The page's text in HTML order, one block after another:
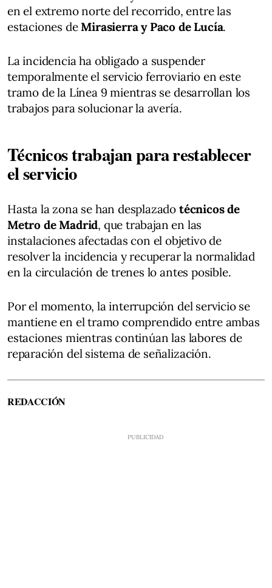
en el extremo norte del recorrido, entre las
estaciones de Mirasierra y Paco de Lucía.
La incidencia ha obligado a suspender
temporalmente el servicio ferroviario en este
tramo de la Línea 9 mientras se desarrollan los
trabajos para solucionar la avería.
Técnicos trabajan para restablecer
el servicio
Hasta la zona se han desplazado técnicos de
Metro de Madrid, que trabajan en las
instalaciones afectadas con el objetivo de
resolver la incidencia y recuperar la normalidad
en la circulación de trenes lo antes posible.
Por el momento, la interrupción del servicio se
mantiene en el tramo comprendido entre ambas
estaciones mientras continúan las labores de
reparación del sistema de señalización.
REDACCIÓN